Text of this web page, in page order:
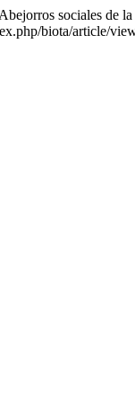
sociales de
biota/article/